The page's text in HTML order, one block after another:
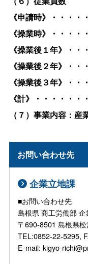
《申請時》・・・・
《操業時》・・・・
《操業後１年》・・
《操業後２年》・・
《操業後３年》・・
《計》・・・・・・
（７）事業内容：
お問い合わせ先
企業立地課
■お問い合わせ先
島根県 商工労働部 企
〒690-8501 島根県松
TEL:0852-22-5295,
E-mail: kigyo-